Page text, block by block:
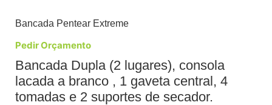
Bancada Pentear Extreme
Pedir Orçamento
Bancada Dupla (2 lugares), consola
lacada a branco , 1 gaveta central, 4
tomadas e 2 suportes de secador.